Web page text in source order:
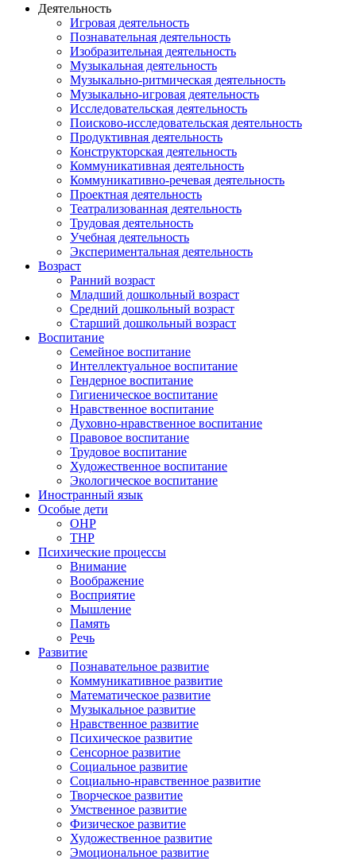
Деятельность
Игровая деятельность
Познавательная деятельность
Изобразительная деятельность
Музыкальная деятельность
Музыкально-ритмическая деятельность
Музыкально-игровая деятельность
Исследовательская деятельность
Поисково-исследовательская деятельность
Продуктивная деятельность
Конструкторская деятельность
Коммуникативная деятельность
Коммуникативно-речевая деятельность
Проектная деятельность
Театрализованная деятельность
Трудовая деятельность
Учебная деятельность
Экспериментальная деятельность
Возраст
Ранний возраст
Младший дошкольный возраст
Средний дошкольный возраст
Старший дошкольный возраст
Воспитание
Семейное воспитание
Интеллектуальное воспитание
Гендерное воспитание
Гигиеническое воспитание
Нравственное воспитание
Духовно-нравственное воспитание
Правовое воспитание
Трудовое воспитание
Художественное воспитание
Экологическое воспитание
Иностранный язык
Особые дети
ОНР
ТНР
Психические процессы
Внимание
Воображение
Восприятие
Мышление
Память
Речь
Развитие
Познавательное развитие
Коммуникативное развитие
Математическое развитие
Музыкальное развитие
Нравственное развитие
Психическое развитие
Сенсорное развитие
Социальное развитие
Социально-нравственное развитие
Творческое развитие
Умственное развитие
Физическое развитие
Художественное развитие
Эмоциональное развитие